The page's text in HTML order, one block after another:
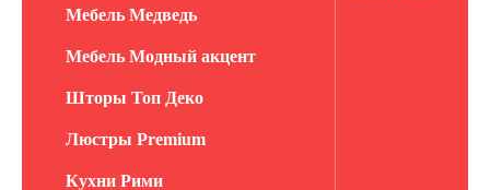
Мебель Медведь
Мебель Модный акцент
Шторы Топ Деко
Люстры Premium
Кухни Рими